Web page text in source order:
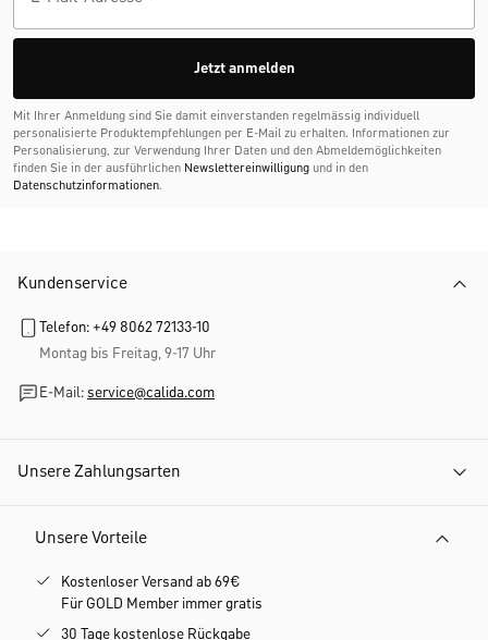
Jetzt anmelden
Mit Ihrer Anmeldung sind Sie damit einverstanden regelmässig individuell
personalisierte Produktempfehlungen per E-Mail zu erhalten. Informationen zur
Personalisierung, zur Verwendung Ihrer Daten und den Abmelde­möglichkeiten
finden Sie in der ausführlichen Newslettereinwilligung und in den
Datenschutzinformationen.
Kundenservice
Telefon: +49 8062 72133-10
Montag bis Freitag, 9-17 Uhr
E-Mail: service@calida.com
Unsere Zahlungsarten
Unsere Vorteile
Kostenloser Versand ab 69€
Für GOLD Member immer gratis
30 Tage kostenlose Rückgabe